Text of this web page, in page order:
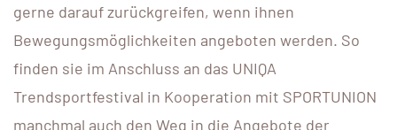
gerne darauf zurückgreifen, wenn ihnen
Bewegungsmöglichkeiten angeboten werden. So
finden sie im Anschluss an das UNIQA
Trendsportfestival in Kooperation mit SPORTUNION
manchmal auch den Weg in die Angebote der